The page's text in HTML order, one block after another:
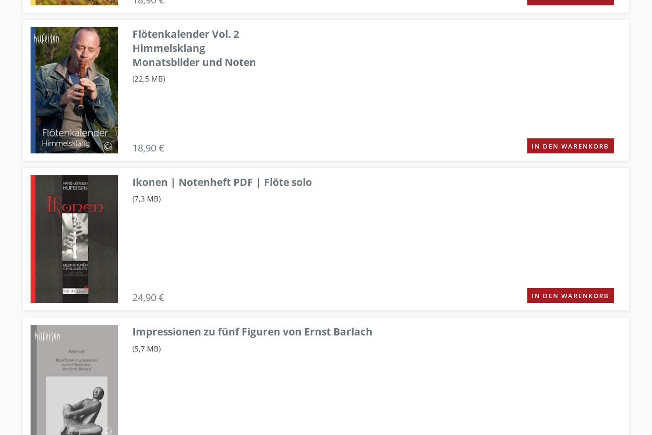
Flötenkalender Vol. 2
Himmelsklang
Monatsbilder und Noten
(22,5 MB)
18,90 € IN DEN WARENKORB
Ikonen | Notenheft PDF | Flöte solo
(7,3 MB)
24,90 € IN DEN WARENKORB
Impressionen zu fünf Figuren von Ernst Barlach
(5,7 MB)